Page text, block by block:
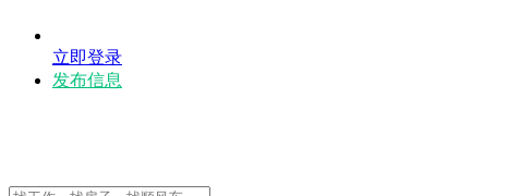
立即登录
发布信息